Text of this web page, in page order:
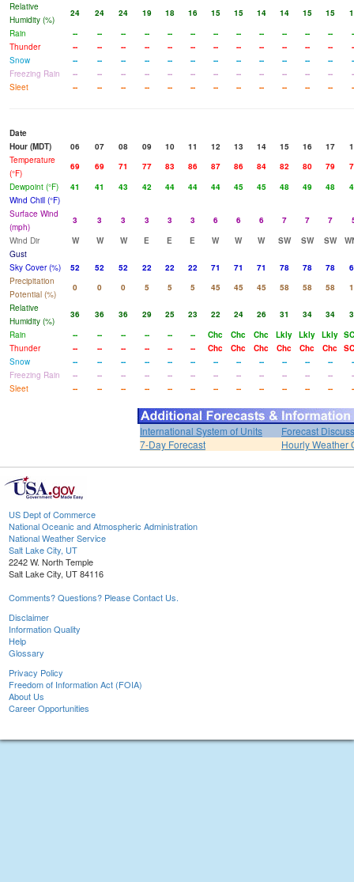
Relative
Humidity (%)
24 24 24 19 18 16 15 15 14 14 15 15
Rain
-- -- -- -- -- -- -- -- -- -- -- --
Thunder
-- -- -- -- -- -- -- -- -- -- -- --
Snow
-- -- -- -- -- -- -- -- -- -- -- --
Freezing Rain
-- -- -- -- -- -- -- -- -- -- -- --
Sleet
-- -- -- -- -- -- -- -- -- -- -- --
Date
Hour (MDT)
06 07 08 09 10 11 12 13 14 15 16 17
Temperature
(°F)
69 69 71 77 83 86 87 86 84 82 80 79
Dewpoint (°F)
41 41 43 42 44 44 44 45 45 48 49 48
Wind Chill (°F)
Surface Wind
(mph)
3 3 3 3 3 3 6 6 6 7 7 7
Wind Dir
W W W E E E W W W SW SW SW
Gust
Sky Cover (%)
52 52 52 22 22 22 71 71 71 78 78 78
Precipitation
Potential (%)
0 0 0 5 5 5 45 45 45 58 58 58
Relative
Humidity (%)
36 36 36 29 25 23 22 24 26 31 34 34
Rain
-- -- -- -- -- -- Chc Chc Chc Lkly Lkly Lkly
Thunder
-- -- -- -- -- -- Chc Chc Chc Chc Chc Chc
Snow
-- -- -- -- -- -- -- -- -- -- -- --
Freezing Rain
-- -- -- -- -- -- -- -- -- -- -- --
Sleet
-- -- -- -- -- -- -- -- -- -- -- --
International System of Units
Forecast
7-Day Forecast
Hourly Weather
US Dept of Commerce
National Oceanic and Atmospheric Administration
National Weather Service
Salt Lake City, UT
2242 W. North Temple
Salt Lake City, UT 84116
Comments? Questions? Please Contact Us.
Disclaimer
Information Quality
Help
Glossary
Privacy Policy
Freedom of Information Act (FOIA)
About Us
Career Opportunities